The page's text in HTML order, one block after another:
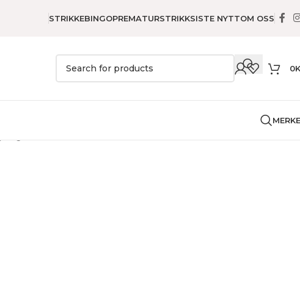
STRIKKEBINGOPREMATURSTRIKKSISTE NYTTOM OSS
0